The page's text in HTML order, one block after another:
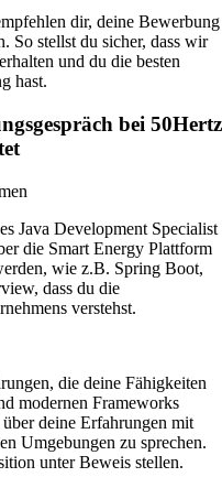
dir, deine Bewerbung
So stellst du sicher, dass wir
und du die besten
hast.
bei 50Hertz
Java Development Specialist
die Smart Energy Plattform
wie z.B. Spring Boot,
dass du die
verstehst.
die deine Fähigkeiten
modernen Frameworks
deine Erfahrungen mit
Umgebungen zu sprechen.
unter Beweis stellen.